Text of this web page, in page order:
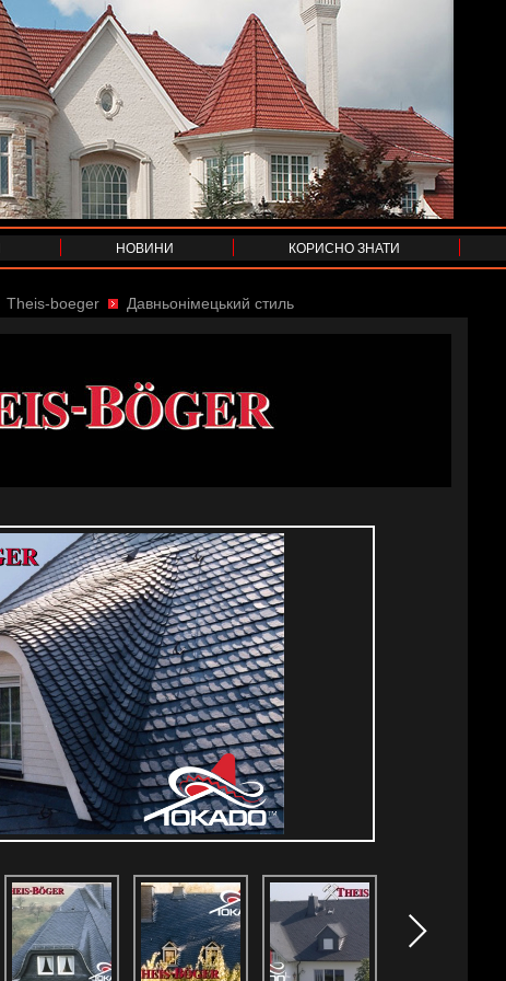
НОВИНИ КОРИСНО ЗНАТИ
Theis-boeger Давньонімецький стиль